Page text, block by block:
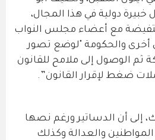
خبيرة دولية في هذا المجال،
مع أعضاء مجلس النواب
والحكومة "لوضع تصور
ثم الوصول إلى ملامح للقانون
ضغط لإقرار القانون”.
إلى أن الدساتير ورغم نصها
والعدالة وكذلك